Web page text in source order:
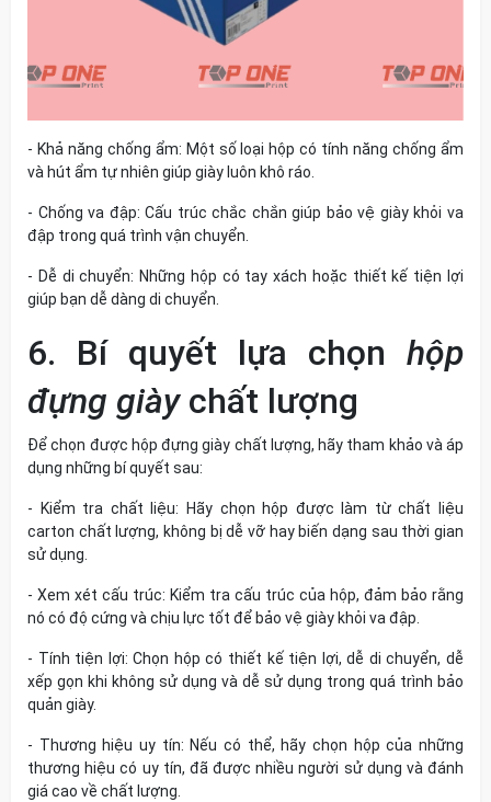
- Khả năng chống ẩm: Một số loại hộp có tính năng chống ẩm
và hút ẩm tự nhiên giúp giày luôn khô ráo.
- Chống va đập: Cấu trúc chắc chắn giúp bảo vệ giày khỏi va
đập trong quá trình vận chuyển.
- Dễ di chuyển: Những hộp có tay xách hoặc thiết kế tiện lợi
giúp bạn dễ dàng di chuyển.
6. Bí quyết lựa chọn hộp
đựng giàychất lượng
Để chọn được hộp đựng giày chất lượng, hãy tham khảo và áp
dụng những bí quyết sau:
- Kiểm tra chất liệu:
Hãy chọn hộp được làm từ chất liệu
carton chất lượng, không bị dễ vỡ hay biến dạng sau thời gian
sử dụng.
- Xem xét cấu trúc: Kiểm tra cấu trúc của hộp, đảm bảo rằng
nó có độ cứng và chịu lực tốt để bảo vệ giày khỏi va đập.
- Tính tiện lợi: Chọn hộp có thiết kế tiện lợi, dễ di chuyển, dễ
xếp gọn khi không sử dụng và dễ sử dụng trong quá trình bảo
quản giày.
- Thương hiệu uy tín: Nếu có thể, hãy chọn hộp của những
thương hiệu có uy tín, đã được nhiều người sử dụng và đánh
giá cao về chất lượng.